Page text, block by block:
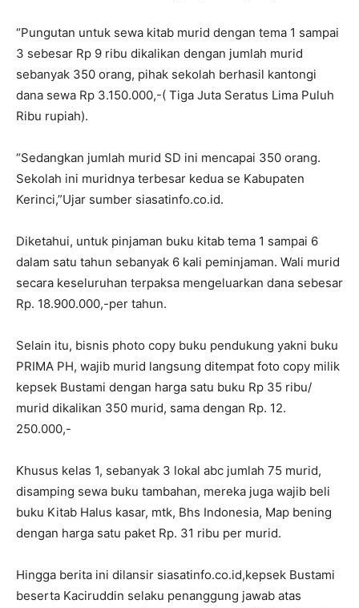
“Pungutan untuk sewa kitab murid dengan tema 1 sampai
3 sebesar Rp 9 ribu dikalikan dengan jumlah murid
sebanyak 350 orang, pihak sekolah berhasil kantongi
dana sewa Rp 3.150.000,-( Tiga Juta Seratus Lima Puluh
Ribu rupiah).
“Sedangkan jumlah murid SD ini mencapai 350 orang.
Sekolah ini muridnya terbesar kedua se Kabupaten
Kerinci,”Ujar sumber siasatinfo.co.id.
Diketahui, untuk pinjaman buku kitab tema 1 sampai 6
dalam satu tahun sebanyak 6 kali peminjaman. Wali murid
secara keseluruhan terpaksa mengeluarkan dana sebesar
Rp. 18.900.000,-per tahun.
Selain itu, bisnis photo copy buku pendukung yakni buku
PRIMA PH, wajib murid langsung ditempat foto copy milik
kepsek Bustami dengan harga satu buku Rp 35 ribu/
murid dikalikan 350 murid, sama dengan Rp. 12.
250.000,-
Khusus kelas 1, sebanyak 3 lokal abc jumlah 75 murid,
disamping sewa buku tambahan, mereka juga wajib beli
buku Kitab Halus kasar, mtk, Bhs Indonesia, Map bening
dengan harga satu paket Rp. 31 ribu per murid.
Hingga berita ini dilansir siasatinfo.co.id,kepsek Bustami
beserta Kaciruddin selaku penanggung jawab atas